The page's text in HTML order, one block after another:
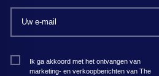
Ik ga akkoord met het ontvangen van
marketing- en verkoopberichten van The